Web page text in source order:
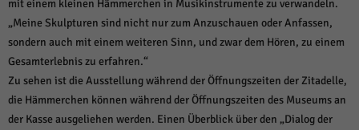
mit einem kleinen Hämmerchen in Musikinstrumente zu verwandeln.
„Meine Skulpturen sind nicht nur zum Anzuschauen oder Anfassen,
sondern auch mit einem weiteren Sinn, und zwar dem Hören, zu einem
Gesamterlebnis zu erfahren.“
Zu sehen ist die Ausstellung während der Öffnungszeiten der Zitadelle,
die Hämmerchen können während der Öffnungszeiten des Museums an
der Kasse ausgeliehen werden. Einen Überblick über den „Dialog der